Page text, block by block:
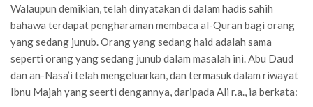
Walaupun demikian, telah dinyatakan di dalam hadis sahih
bahawa terdapat pengharaman membaca al-Quran bagi orang
yang sedang junub. Orang yang sedang haid adalah sama
seperti orang yang sedang junub dalam masalah ini. Abu Daud
dan an-Nasa’i telah mengeluarkan, dan termasuk dalam riwayat
Ibnu Majah yang seerti dengannya, daripada Ali r.a., ia berkata: